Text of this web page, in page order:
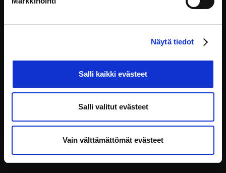
Näytä tiedot
Salli kaikki evästeet
Salli valitut evästeet
Vain välttämättömät evästeet
Yliopistonkatu 5, 00100 Helsinki
FAQ
Tillgänglighetsförklaring